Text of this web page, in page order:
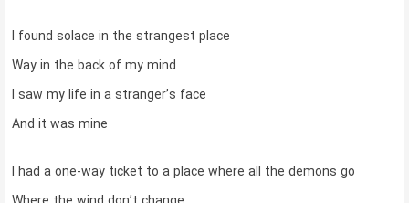
I found solace in the strangest place
Way in the back of my mind
I saw my life in a stranger’s face
And it was mine
I had a one-way ticket to a place where all the demons go